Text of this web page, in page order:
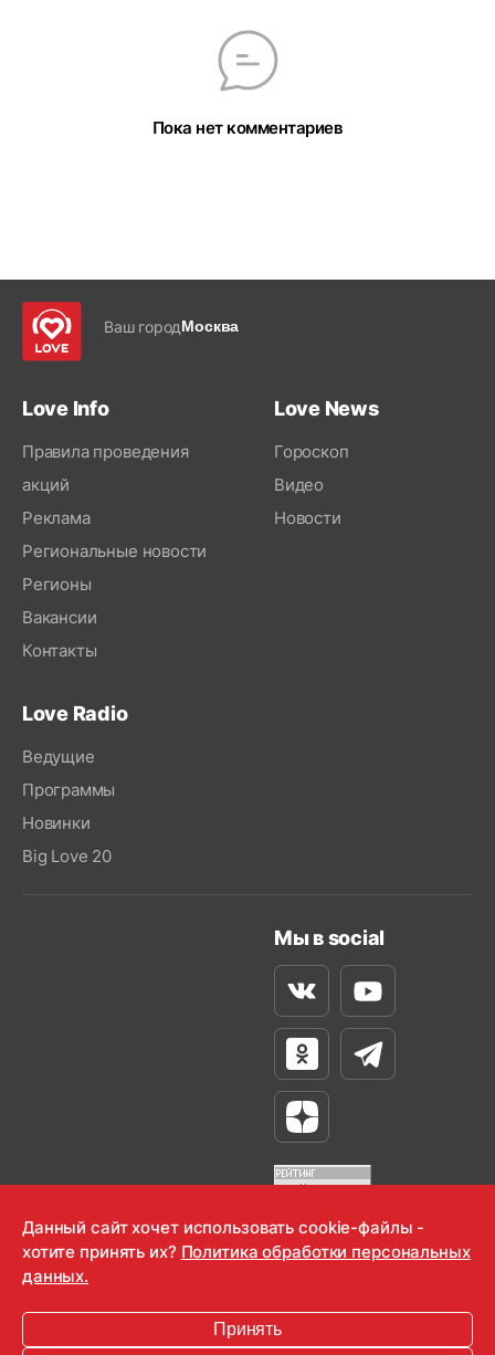
Пока нет комментариев
Ваш городМосква
Love Info
Правила проведения
акций
Реклама
Региональные новости
Регионы
Вакансии
Контакты
Love News
Гороскоп
Видео
Новости
Love Radio
Ведущие
Программы
Новинки
Big Love 20
Мы в social
ВконтактеYoutube
Одноклассники
Телеграм
Яндекс Дзен
OOO "Радио-Любовь" 2000-2026
Данный сайт хочет использовать cookie-файлы -
хотите принять их? Политика обработки персональных
данных.
Принять